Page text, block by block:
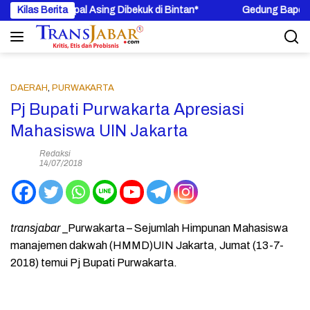
Langsung
ke
konten
Kilas Berita
Kapal Asing Dibekuk di Bintan* Gedung Bapenda DKI
DAERAH, PURWAKARTA
Pj Bupati Purwakarta Apresiasi
Mahasiswa UIN Jakarta
Redaksi
14/07/2018
transjabar_Purwakarta – Sejumlah Himpunan Mahasiswa
manajemen dakwah (HMMD)UIN Jakarta, Jumat (13-7-
2018) temui Pj Bupati Purwakarta.